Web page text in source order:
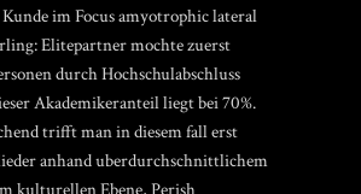
Kunde im Focus amyotrophic lateral
Elitepartner mochte zuerst
durch Hochschulabschluss
Akademikeranteil liegt bei 70%.
trifft man in diesem fall erst
anhand uberdurchschnittlichem